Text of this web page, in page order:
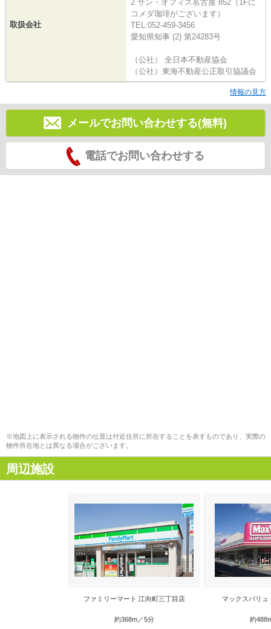
取扱会社
2 サン・オフィス名古屋 852（1Fに
コメダ珈琲がございます）
TEL:052-459-3456
愛知県知事 (2) 第24283号
（公社） 全日本不動産協会
（公社）東海不動産公正取引協議会
情報の見方
メールでお問い合わせする(無料)
電話でお問い合わせする
※地図上に表示される物件の位置は付近住所に所在することを表すものであり、実際の
物件所在地とは異なる場合がございます。
周辺施設
ファミリーマート 江向町三丁目店
約368m／5分
マックスバリュ
約